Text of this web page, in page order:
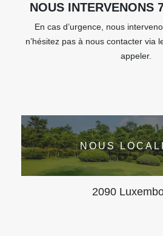
NOUS INTERVENONS
En cas d’urgence, nous
n’hésitez pas à nous contacter via
appeler.
NOUS
2090